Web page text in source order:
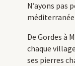
N’ayons pas
De Gordes à
chaque
ses pierres